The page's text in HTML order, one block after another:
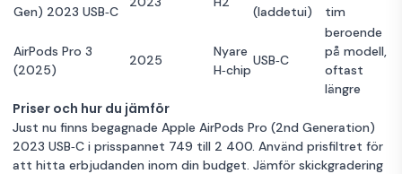
Gen) 2023 USB‑C
(laddetui)
tim
AirPods Pro 3
(2025)
2025
Nyare
H‑chip
USB‑C
beroende
på modell,
oftast
längre
Priser och hur du jämför
Just nu finns begagnade Apple AirPods Pro (2nd Generation)
2023 USB‑C i prisspannet 749 till 2 400. Använd prisfiltret för
att hitta erbjudanden inom din budget. Jämför skickgradering